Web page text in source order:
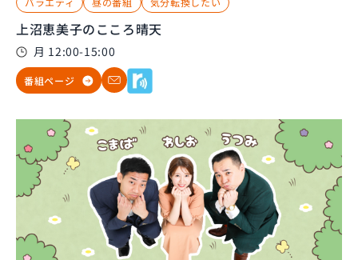
上沼恵美子のこころ晴天
月 12:00-15:00
番組ページ